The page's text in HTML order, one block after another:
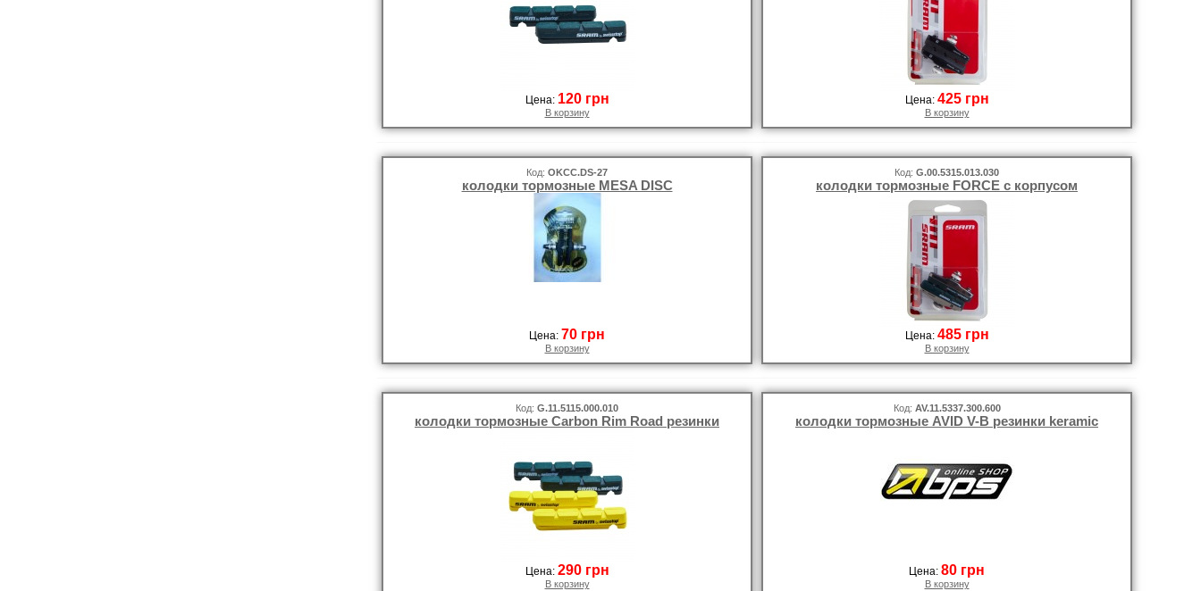
Цена: 120 грн
В корзину
Цена: 425 грн
В корзину
Код: OKCC.DS-27
колодки тормозные MESA DISC
Цена: 70 грн
В корзину
Код: G.00.5315.013.030
колодки тормозные FORCE с корпусом
Цена: 485 грн
В корзину
Код: G.11.5115.000.010
колодки тормозные Carbon Rim Road резинки
Цена: 290 грн
В корзину
Код: AV.11.5337.300.600
колодки тормозные AVID V-B резинки keramic
Цена: 80 грн
В корзину